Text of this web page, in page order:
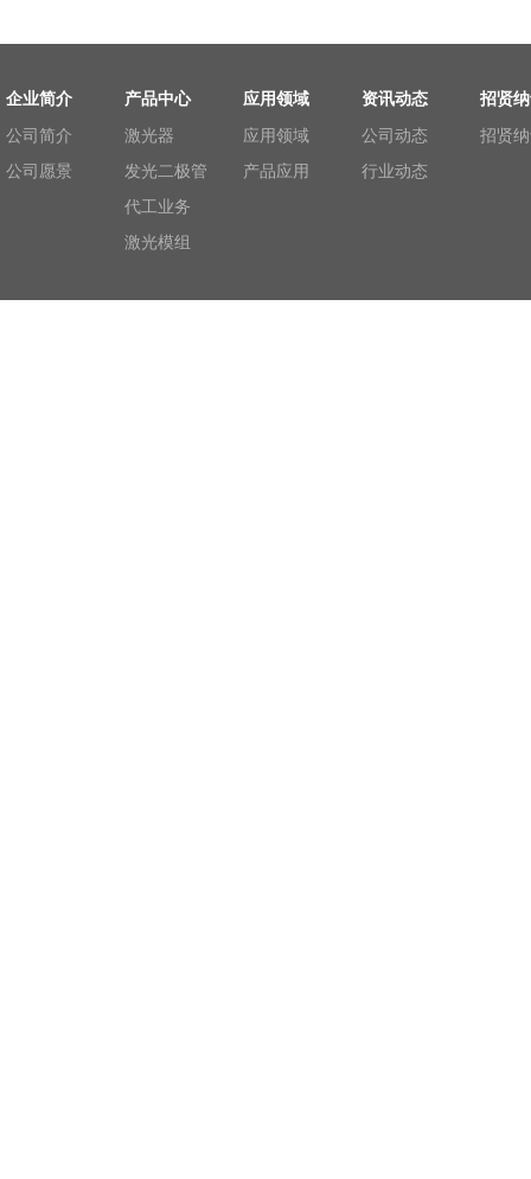
企业简介
公司简介
公司愿景
产品中心
激光器
发光二极管
代工业务
激光模组
应用领域
应用领域
产品应用
资讯动态
公司动态
行业动态
招贤
招贤